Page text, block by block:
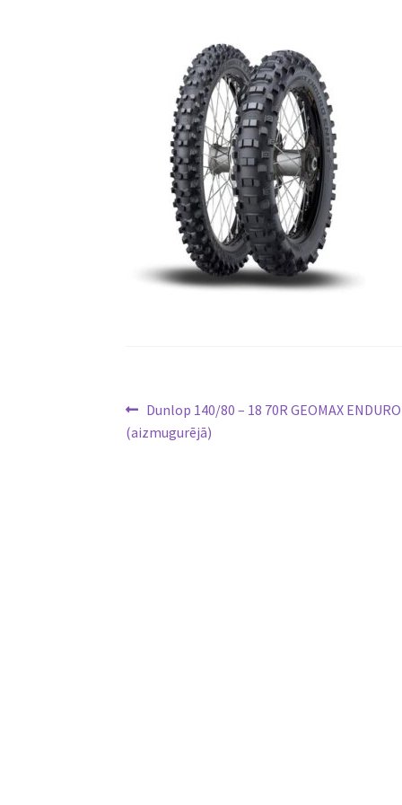
Ziņu
izvēlne
Previous
post:
Dunlop 140/80 – 18 70R GEOMAX
(aizmugurējā)